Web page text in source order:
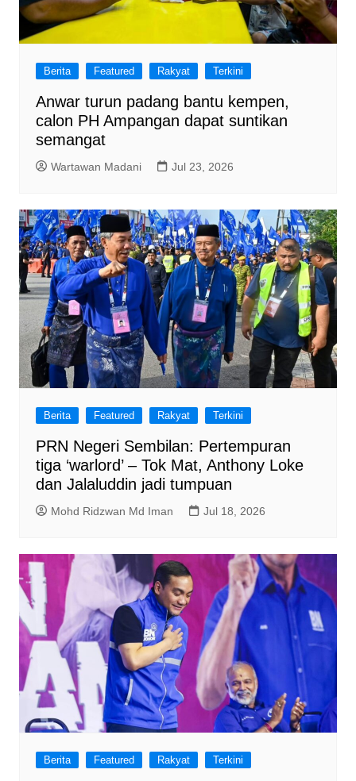
Berita Featured Rakyat Terkini
Anwar turun padang bantu kempen,
calon PH Ampangan dapat suntikan
semangat
Wartawan Madani Jul 23, 2026
Berita Featured Rakyat Terkini
PRN Negeri Sembilan: Pertempuran
tiga ‘warlord’ – Tok Mat, Anthony Loke
dan Jalaluddin jadi tumpuan
Mohd Ridzwan Md Iman Jul 18, 2026
Berita Featured Rakyat Terkini